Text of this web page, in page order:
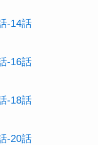
-14話
-16話
-18話
-20話